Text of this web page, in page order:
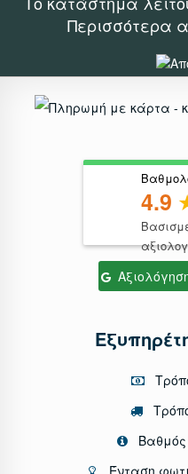
Περισσότερα
4.9
Ένταση